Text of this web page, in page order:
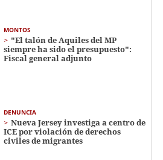
MONTOS
"El talón de Aquiles del MP
siempre ha sido el presupuesto":
Fiscal general adjunto
DENUNCIA
Nueva Jersey investiga a centro de
ICE por violación de derechos
civiles de migrantes